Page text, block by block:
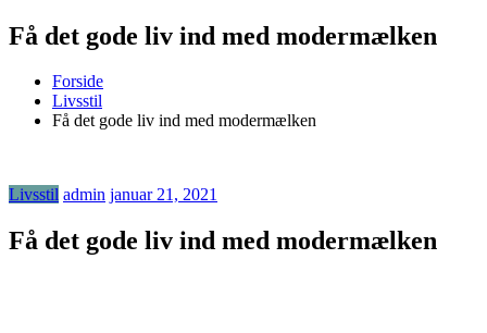
Få det gode liv ind med modermælken
Forside
Livsstil
Få det gode liv ind med modermælken
Livsstil admin januar 21, 2021
Få det gode liv ind med modermælken